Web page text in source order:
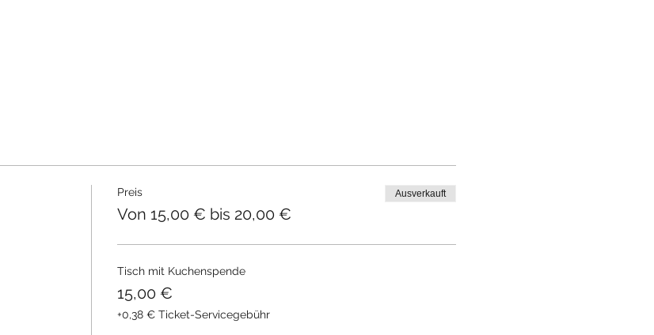
Preis
Von 15,00 € bis 20,00 €
Ausverkauft
Tisch mit Kuchenspende
15,00 €
+0,38 € Ticket-Servicegebühr